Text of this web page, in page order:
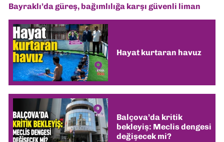
Bayraklı’da güreş, bağımlılığa karşı güvenli liman
Hayat kurtaran havuz
Balçova’da kritik
bekleyiş: Meclis dengesi
değişecek mi?